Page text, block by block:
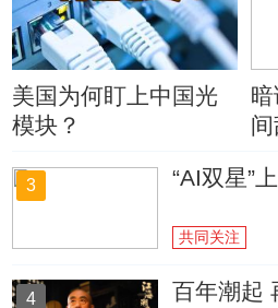
美国为何盯上中国光
模块？
间
3 “AI双星”
共同关注
4 百年潮起